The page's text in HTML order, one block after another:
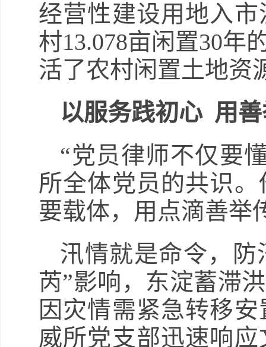
经营性建设用地入
村13.078亩闲置30年
活了农村闲置土地资
以服务践初心 用
“党员律师不仅要
所全体党员的共识
要载体，用点滴善举
汛情就是命令，防
芮”影响，东淀蓄滞
因灾情需紧急转移
威所党支部迅速响